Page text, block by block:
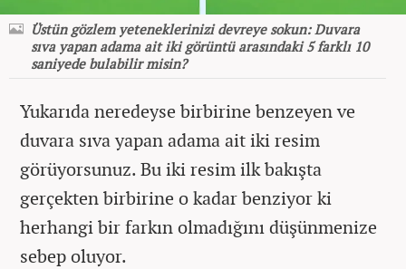
Üstün gözlem yeteneklerinizi devreye sokun: Duvara
sıva yapan adama ait iki görüntü arasındaki 5 farklı 10
saniyede bulabilir misin?
Yukarıda neredeyse birbirine benzeyen ve
duvara sıva yapan adama ait iki resim
görüyorsunuz. Bu iki resim ilk bakışta
gerçekten birbirine o kadar benziyor ki
herhangi bir farkın olmadığını düşünmenize
sebep oluyor.